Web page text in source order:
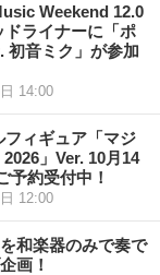
Weekend 12.0
ドライナーに「ポ
初音ミク」が参加
14:00
フィギュア「マジ
」Ver. 10月14
予約受付中！
12:00
和楽器のみで奏で
画！